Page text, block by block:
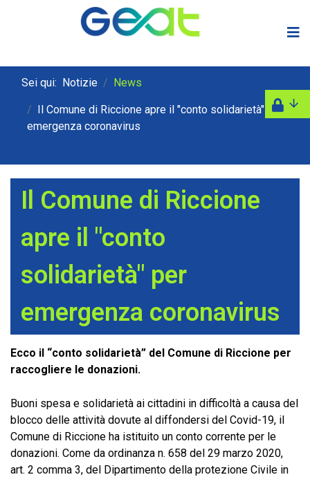
Sei qui: Notizie News
Il Comune di Riccione apre il "conto solidarietà" per
emergenza coronavirus
Il Comune di Riccione
apre il "conto
solidarietà" per
emergenza coronavirus
Ecco il “conto solidarietà” del Comune di Riccione per
raccogliere le donazioni.
Buoni spesa e solidarietà ai cittadini in difficoltà a causa del
blocco delle attività dovute al diffondersi del Covid-19, il
Comune di Riccione ha istituito un conto corrente per le
donazioni. Come da ordinanza n. 658 del 29 marzo 2020,
art. 2 comma 3, del Dipartimento della protezione Civile in